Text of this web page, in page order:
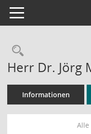
Toggle navigation
Herr Dr. Jörg
Informationen
Alle